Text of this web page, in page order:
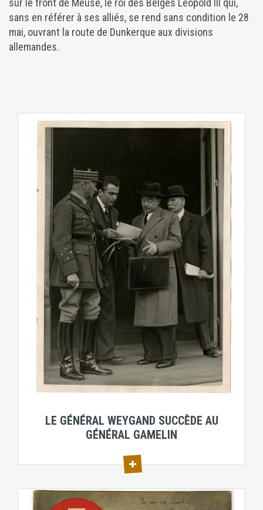
sur le front de Meuse, le roi des Belges Léopold III qui,
sans en référer à ses alliés, se rend sans condition le 28
mai, ouvrant la route de Dunkerque aux divisions
allemandes.
LE GÉNÉRAL WEYGAND SUCCÈDE AU
GÉNÉRAL GAMELIN